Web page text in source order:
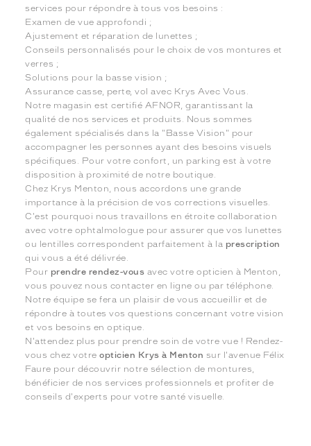
services pour répondre à tous vos besoins :
Examen de vue approfondi ;
Ajustement et réparation de lunettes ;
Conseils personnalisés pour le choix de vos montures et
verres ;
Solutions pour la basse vision ;
Assurance casse, perte, vol avec Krys Avec Vous.
Notre magasin est certifié AFNOR, garantissant la
qualité de nos services et produits. Nous sommes
également spécialisés dans la "Basse Vision" pour
accompagner les personnes ayant des besoins visuels
spécifiques. Pour votre confort, un parking est à votre
disposition à proximité de notre boutique.
Chez Krys Menton, nous accordons une grande
importance à la précision de vos corrections visuelles.
C'est pourquoi nous travaillons en étroite collaboration
avec votre ophtalmologue pour assurer que vos lunettes
ou lentilles correspondent parfaitement à la prescription
qui vous a été délivrée.
Pour prendre rendez-vous avec votre opticien à Menton,
vous pouvez nous contacter en ligne ou par téléphone.
Notre équipe se fera un plaisir de vous accueillir et de
répondre à toutes vos questions concernant votre vision
et vos besoins en optique.
N'attendez plus pour prendre soin de votre vue ! Rendez-
vous chez votreopticien Krys à Menton sur l'avenue Félix
Faure pour découvrir notre sélection de montures,
bénéficier de nos services professionnels et profiter de
conseils d'experts pour votre santé visuelle.